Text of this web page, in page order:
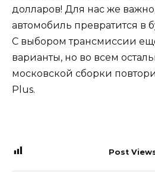
долларов! Для нас же
автомобиль превратится в
С выбором трансмиссии
варианты, но во всем
московской сборки
Plus.
Post